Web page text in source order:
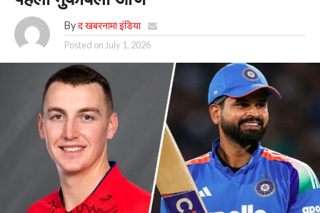
By द खबरनामा इंडिया
Posted on July 1, 2026